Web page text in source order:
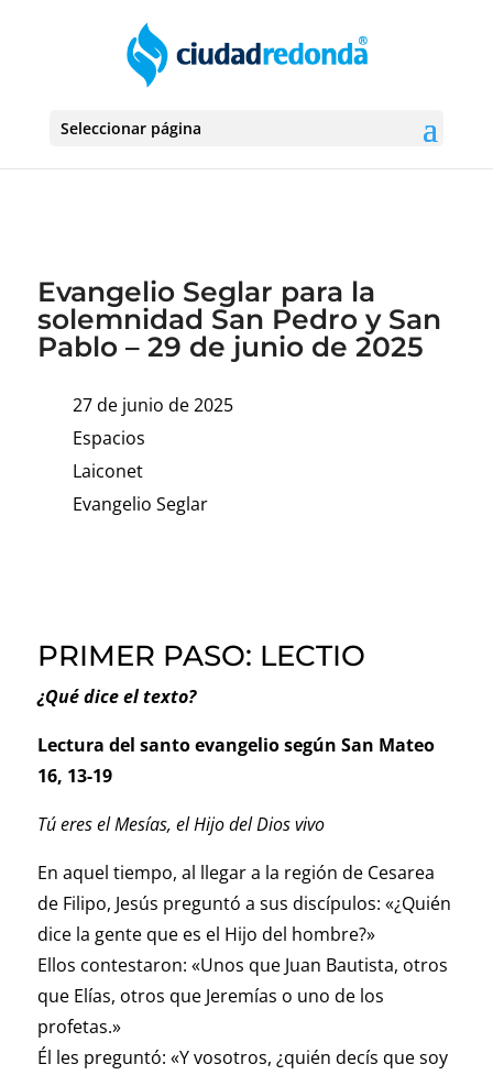
Seleccionar página
Evangelio Seglar para la
solemnidad San Pedro y San
Pablo – 29 de junio de 2025
27 de junio de 2025
Espacios
Laiconet
Evangelio Seglar
PRIMER PASO: LECTIO
¿Qué dice el texto?
Lectura del santo evangelio según San Mateo
16, 13-19
Tú eres el Mesías, el Hijo del Dios vivo
En aquel tiempo, al llegar a la región de Cesarea
de Filipo, Jesús preguntó a sus discípulos: «¿Quién
dice la gente que es el Hijo del hombre?»
Ellos contestaron: «Unos que Juan Bautista, otros
que Elías, otros que Jeremías o uno de los
profetas.»
Él les preguntó: «Y vosotros, ¿quién decís que soy